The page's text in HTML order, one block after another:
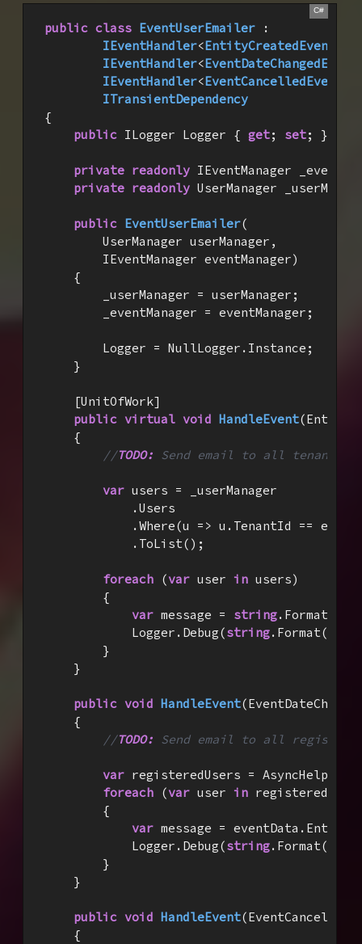
public class EventUserEmailer :
IEventHandler<
IEventHandler<EventDateChangedEvent
IEventHandler<EventCancelledEvent
ITransientDependency
{
public ILogger Logger { get; set; }
private readonly IEventManager
private readonly UserManager
public EventUserEmailer(
        UserManager userManager,
        IEventManager eventManager
)
{
        _userManager = userManager;
        _eventManager = eventManager;
        Logger = NullLogger.Instance;
    }
    [UnitOfWork]
public virtual void HandleEvent(
{
//TODO: Send email to all tenant
var users = _userManager
            .Users
.Where(u => u.TenantId ==
            .ToList();
foreach (var user in users)
        {
var message = string.Format(
            Logger.Debug(
string.Format(
        }
    }
public void HandleEvent(
{
//TODO: Send email to all
var registeredUsers =
foreach (var user in
        {
var message =
            Logger.Debug(
string.Format(
        }
    }
public void HandleEvent(
{